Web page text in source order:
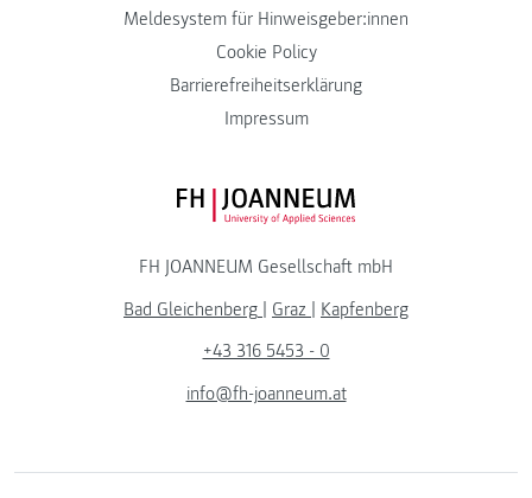
Meldesystem für Hinweisgeber:innen
Cookie Policy
Barrierefreiheitserklärung
Impressum
FH JOANNEUM Logo
FH JOANNEUM Gesellschaft mbH
Bad Gleichenberg | Graz | Kapfenberg
+43 316 5453 - 0
info@fh-joanneum.at